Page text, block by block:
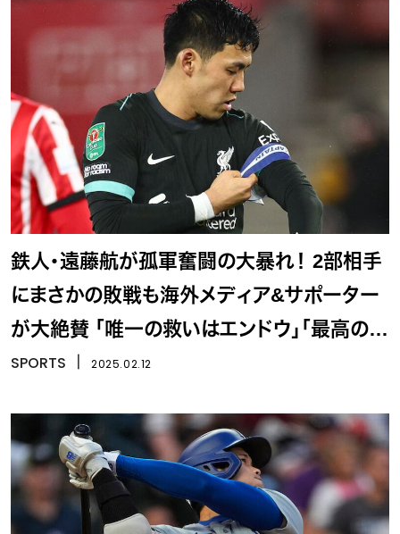
鉄人・遠藤航が孤軍奮闘の大暴れ！ 2部相手
にまさかの敗戦も海外メディア&サポーター
が大絶賛 「唯一の救いはエンドウ」「最高のパ
フォーマンス」
SPORTS 2025.02.12